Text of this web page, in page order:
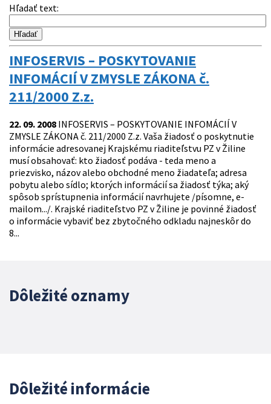
Hľadať text:
INFOSERVIS – POSKYTOVANIE
INFOMÁCIÍ V ZMYSLE ZÁKONA č.
211/2000 Z.z.
22. 09. 2008 INFOSERVIS – POSKYTOVANIE INFOMÁCIÍ V
ZMYSLE ZÁKONA č. 211/2000 Z.z. Vaša žiadosť o poskytnutie
informácie adresovanej Krajskému riaditeľstvu PZ v Žiline
musí obsahovať: kto žiadosť podáva - teda meno a
priezvisko, názov alebo obchodné meno žiadateľa; adresa
pobytu alebo sídlo; ktorých informácií sa žiadosť týka; aký
spôsob sprístupnenia informácií navrhujete /písomne, e-
mailom.../. Krajské riaditeľstvo PZ v Žiline je povinné žiadosť
o informácie vybaviť bez zbytočného odkladu najneskôr do
8...
Dôležité oznamy
Dôležité informácie